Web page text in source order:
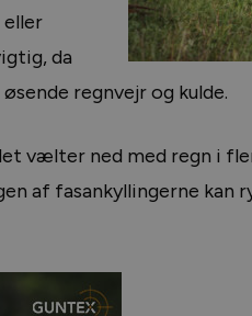
da
regnvejr og kulde.
vælter ned med regn i
af fasankyllingerne kan